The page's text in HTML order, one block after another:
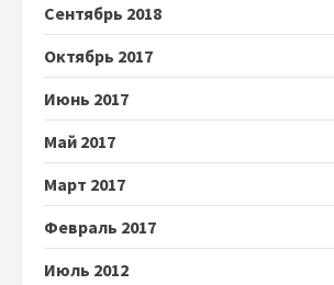
Сентябрь 2018
Октябрь 2017
Июнь 2017
Май 2017
Март 2017
Февраль 2017
Июль 2012